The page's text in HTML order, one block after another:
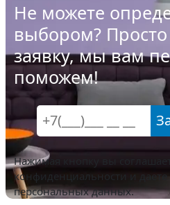
Не можете
выбором? Просто
заявку, мы вам
поможем!
Нажимая кнопку вы
конфиденциальности и
персональных данных.